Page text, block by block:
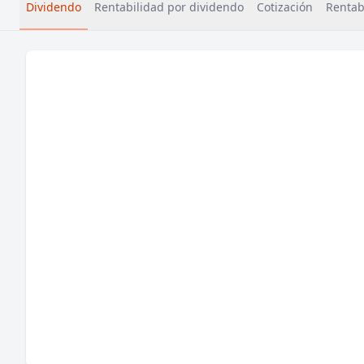
Dividendo Rentabilidad por dividendo Cotización